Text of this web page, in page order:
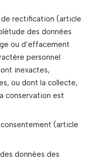
de rectification (article
des données
ou d’effacement
personnel
inexactes,
ou dont la collecte,
conservation est
(article
données des